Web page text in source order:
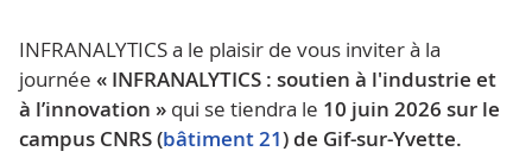
INFRANALYTICS a le plaisir de vous inviter à la
journée« INFRANALYTICS : soutien à l'industrie et
à l’innovation » qui se tiendra le 10 juin 2026 sur le
campus CNRS(bâtiment 21)de Gif-sur-Yvette.